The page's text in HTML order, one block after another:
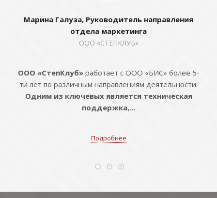
Марина Галуза, Руководитель направления
отдела маркетинга
ООО «СТЕПКЛУБ»
ООО «СтепКлуб»работает с ООО «БИС» более 5-
ти лет по различным направлениям деятельности.
Одним из ключевых является техническая
поддержка,...
Подробнее